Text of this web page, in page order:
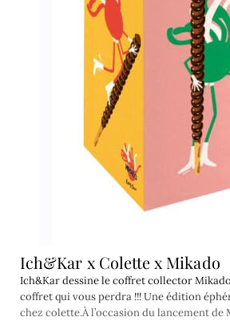
Ich&Kar x Colette x Mikado
Ich&Kar dessine le coffret collector
coffret qui vous perdra !!! Une édition
chez colette.À l’occasion du lancement de